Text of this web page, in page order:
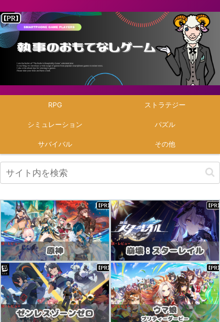
RPG ストラテジー
シミュレーション パズル
サバイバル その他